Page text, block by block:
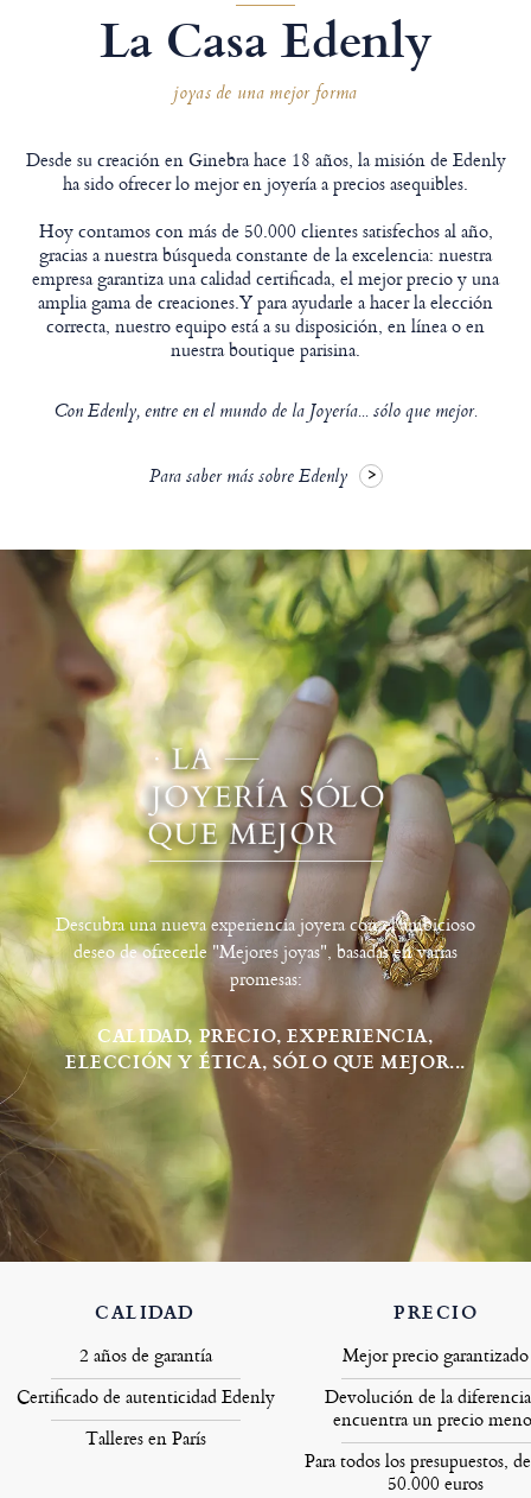
La Casa Edenly
joyas de una mejor forma
Desde su creación en Ginebra hace 18 años, la misión de Edenly
ha sido ofrecer lo mejor en joyería a precios asequibles.
Hoy contamos con más de 50.000 clientes satisfechos al año,
gracias a nuestra búsqueda constante de la excelencia: nuestra
empresa garantiza una calidad certificada, el mejor precio y una
amplia gama de creaciones.Y para ayudarle a hacer la elección
correcta, nuestro equipo está a su disposición, en línea o en
nuestra boutique parisina.
Con Edenly, entre en el mundo de la Joyería... sólo que mejor.
Para saber más sobre Edenly
Descubra una nueva experiencia joyera con el ambicioso
deseo de ofrecerle "Mejores joyas", basadas en varias
promesas:
CALIDAD, PRECIO, EXPERIENCIA,
ELECCIÓN Y ÉTICA, SÓLO QUE MEJOR...
CALIDAD
2 años de garantía
Certificado de autenticidad Edenly
Talleres en París
PRECIO
Mejor precio garantizado
Devolución de la
encuentra un precio
Para todos los presupuestos,
50.000 euros